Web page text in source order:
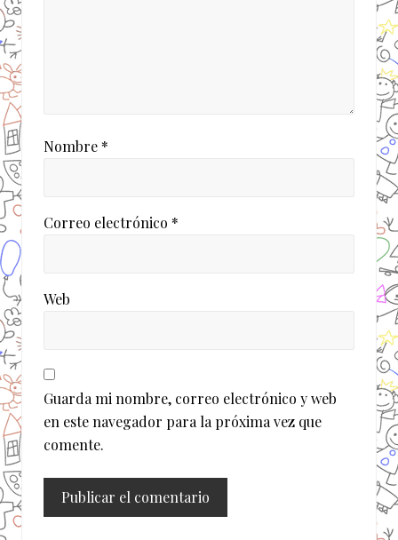
Nombre *
Correo electrónico *
Web
Guarda mi nombre, correo electrónico y web
en este navegador para la próxima vez que
comente.